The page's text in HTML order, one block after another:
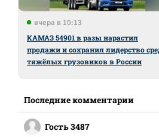
вчера в 10:13
КАМАЗ 54901 в разы нарастил
продажи и сохранил лидерство
тяжёлых грузовиков в России
Последние комментарии
Гость 3487